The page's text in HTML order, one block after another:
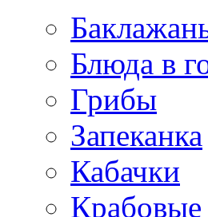
Блюда в
Грибы
Запеканка
Кабачки
Крабовые